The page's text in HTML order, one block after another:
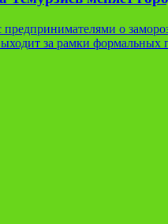
о
за рамки формальных